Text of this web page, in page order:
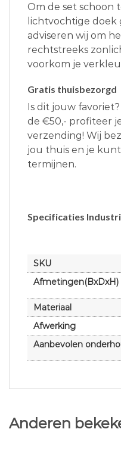
Om de set schoon
lichtvochtige doek
adviseren wij om
rechtstreeks
voorkom je
Gratis thuisbezorgd
Is dit jouw
de €50,- profiteer
verzending! Wij
jou thuis en je
termijnen.
Specificaties
SKU
Afmetingen(BxDxH)
Materiaal
Afwerking
Aanbevolen
Anderen